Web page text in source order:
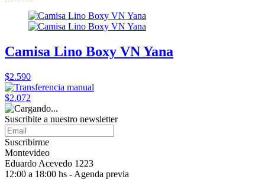
Camisa Lino Boxy VN Yana
$2.590
$2.072
Suscribite a nuestro newsletter
Suscribirme
Montevideo
Eduardo Acevedo 1223
12:00 a 18:00 hs - Agenda previa